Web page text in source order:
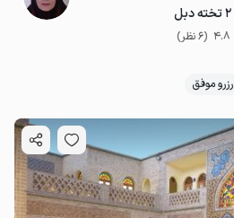
4.8 (6 نظر)